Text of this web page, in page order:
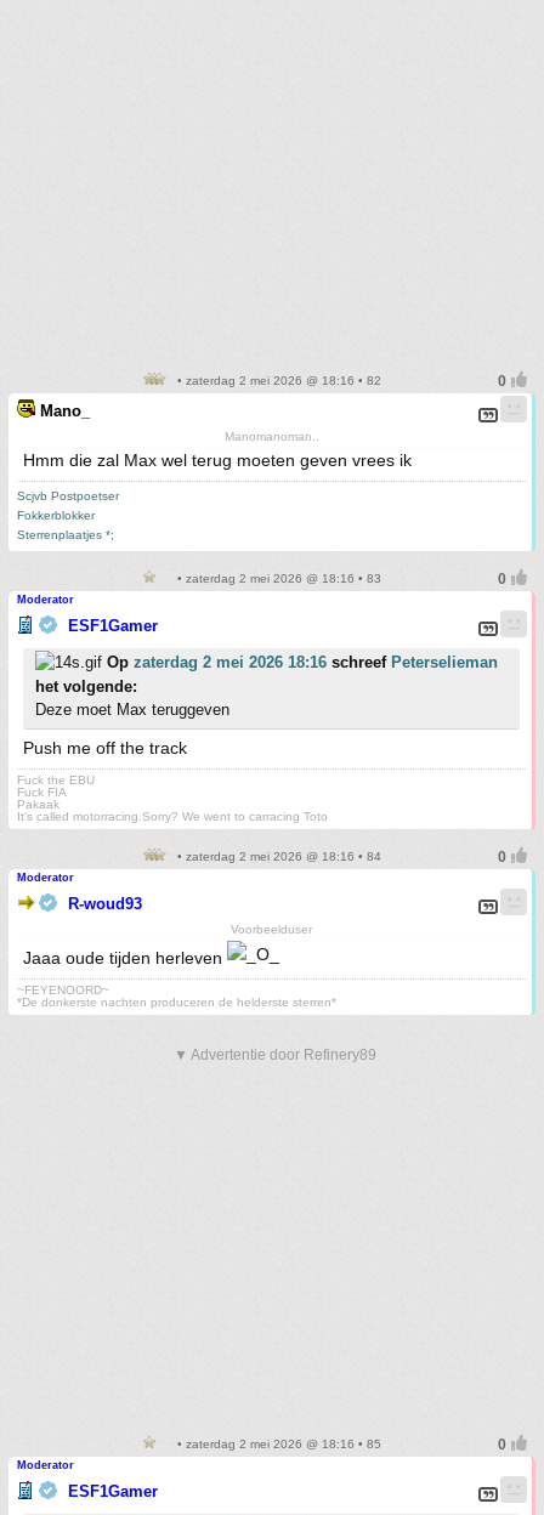
• zaterdag 2 mei 2026 @ 18:16 • 82
Mano_
Manomanoman..
Hmm die zal Max wel terug moeten geven vrees ik
Scjvb Postpoetser
Fokkerblokker
Sterrenplaatjes *;
• zaterdag 2 mei 2026 @ 18:16 • 83
Moderator
ESF1Gamer
Op zaterdag 2 mei 2026 18:16 schreef Peterselieman
het volgende:
Deze moet Max teruggeven
Push me off the track
Fuck the EBU
Fuck FIA
Pakaak
It's called motorracing.Sorry? We went to carracing Toto
• zaterdag 2 mei 2026 @ 18:16 • 84
Moderator
R-woud93
Voorbeelduser
Jaaa oude tijden herleven
~FEYENOORD~
*De donkerste nachten produceren de helderste sterren*
▼ Advertentie door Refinery89
• zaterdag 2 mei 2026 @ 18:16 • 85
Moderator
ESF1Gamer